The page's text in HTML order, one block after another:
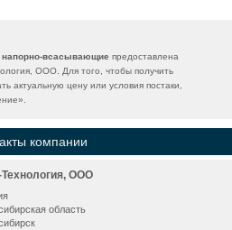
напорно-всасывающие предоставлена
ООО. Для того, чтобы получить
актуальную цену или условия постаки,
».
компании
Технология, ООО
область